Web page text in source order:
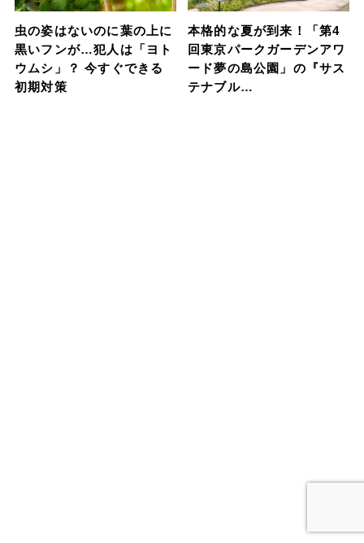
虫の姿はないのに葉の上に
黒いフンが…犯人は「ヨト
ウムシ」？ 今すぐできる
初期対策
本格的な夏が到来！「第4
回東京パークガーデンアワ
ード夢の島公園」の『サス
テナブル…